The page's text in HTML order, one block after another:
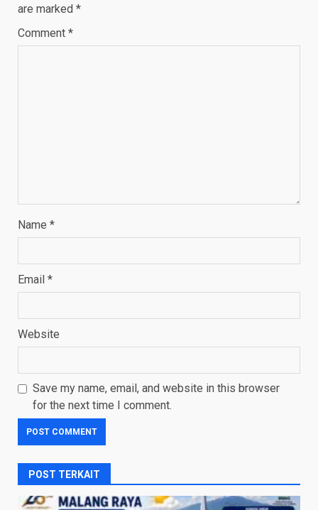
are marked *
Comment *
Name *
Email *
Website
Save my name, email, and website in this browser
for the next time I comment.
POST TERKAIT